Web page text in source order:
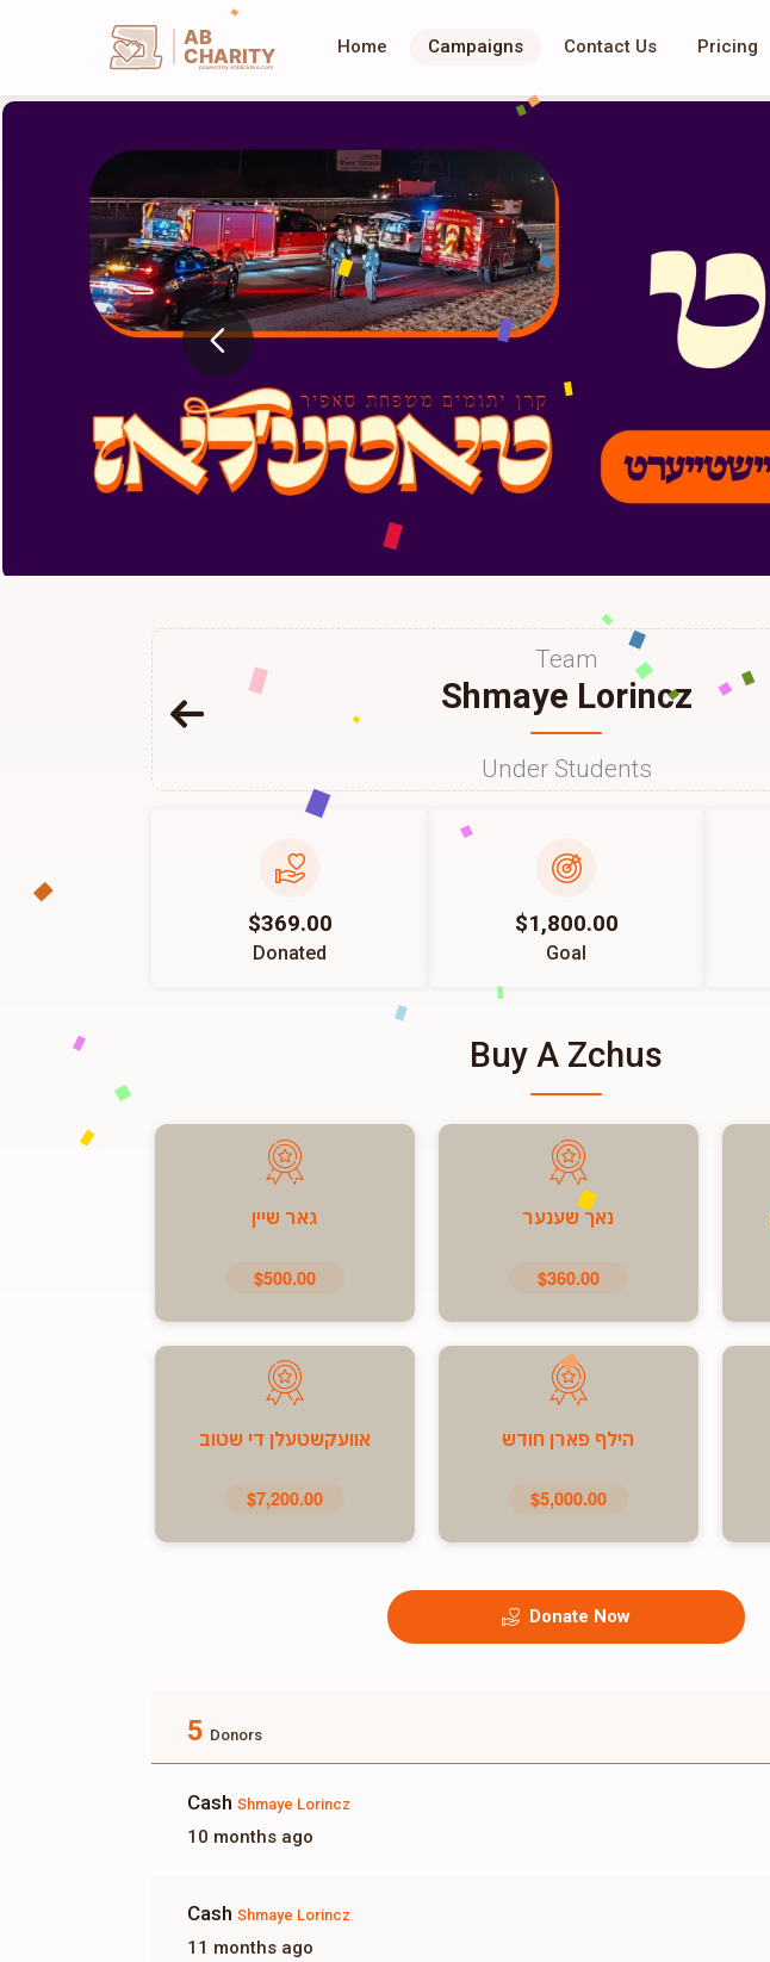
AB
CHARITY
powerd by ahblicklive.com
Home Campaigns Contact Us Pricing
Team
Shmaye Lorincz
Under Students
$369.00
Donated
$1,800.00
Goal
Buy A Zchus
נאך שענער
$360.00
גאר שיין
$500.00
הילף פארן חודש
$5,000.00
אוועקשטעלן די שטוב
$7,200.00
Donate Now
5 Donors
Cash Shmaye Lorincz
10 months ago
Cash Shmaye Lorincz
11 months ago